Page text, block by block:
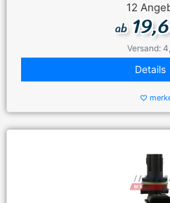
12
ab
Versand:
Details
favorite_border